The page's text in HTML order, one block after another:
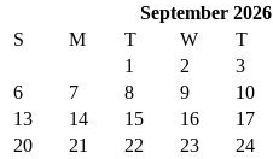
September 2026
S
M T W T
1
2 3
6
7 8 9 10
13
14 15 16 17
20
21 22 23 24